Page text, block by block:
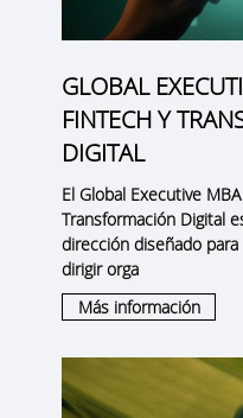
GLOBAL
FINTECH Y
DIGITAL
El Global Executive
Transformación Digital
dirección diseñado
dirigir orga
Más información